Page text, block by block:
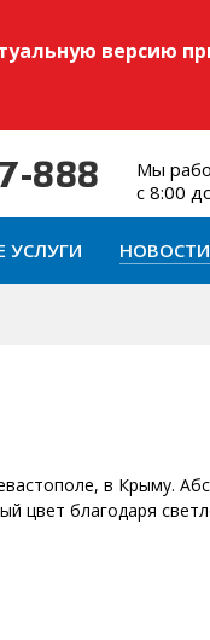
версию
888
Мы
с 8:00
УСЛУГИ
в Крыму.
цвет благодаря